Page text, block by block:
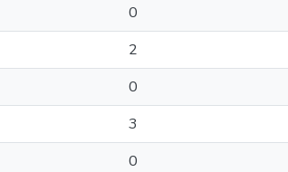
0
2
0
3
0